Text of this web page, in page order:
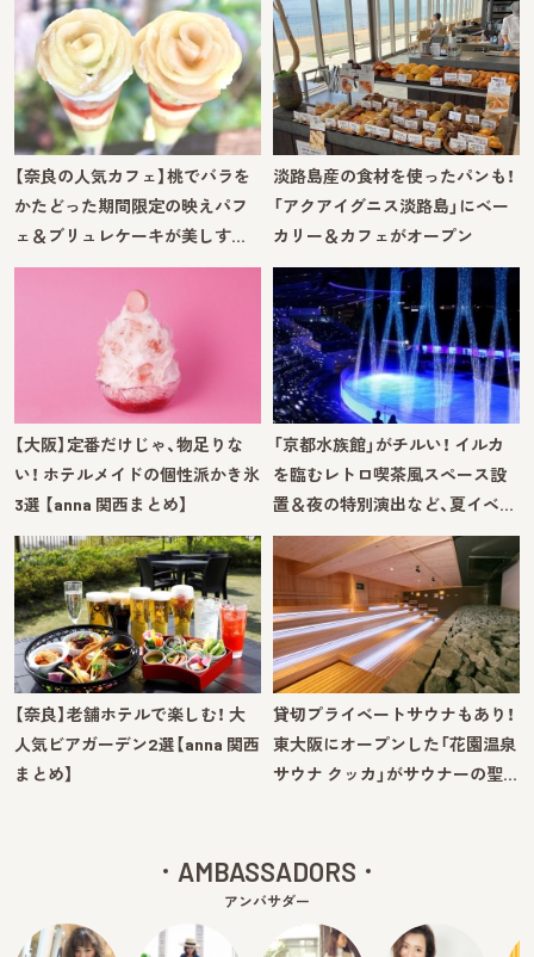
【奈良の人気カフェ】桃でバラを
かたどった期間限定の映えパフ
ェ＆ブリュレケーキが美しす…
淡路島産の食材を使ったパンも！
「アクアイグニス淡路島」にベー
カリー＆カフェがオープン
【大阪】定番だけじゃ、物足りな
い！ ホテルメイドの個性派かき氷
3選 【anna 関西まとめ】
「京都水族館」がチルい！ イルカ
を臨むレトロ喫茶風スペース設
置＆夜の特別演出など、夏イベ…
【奈良】老舗ホテルで楽しむ！ 大
人気ビアガーデン2選【anna 関西
まとめ】
貸切プライベートサウナもあり！
東大阪にオープンした「花園温泉
サウナ クッカ」がサウナーの聖…
AMBASSADORS
アンバサダー